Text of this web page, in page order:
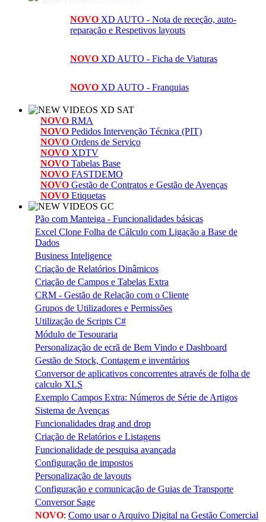
NOVO XD AUTO - Nota de receção, auto-
reparação e Respetivos layouts
NOVO XD AUTO - Ficha de Viaturas
NOVO XD AUTO - Franquias
NOVO RMA
NOVO Pedidos Intervenção Técnica (PIT)
NOVO Ordens de Serviço
NOVO XDTV
NOVO Tabelas Base
NOVO FASTDEMO
NOVO Gestão de Contratos e Gestão de Avenças
NOVO Etiquetas
Pão com Manteiga - Funcionalidades básicas
Excel Clone Folha de Cálculo com Ligação a Base de
Dados
Business Inteligence
Criação de Relatórios Dinâmicos
Criação de Campos e Tabelas Extra
CRM - Gestão de Relação com o Cliente
Grupos de Utilizadores e Permissões
Utilização de Scripts C#
Módulo de Tesouraria
Personalização de ecrã de Bem Vindo e Dashboard
Gestão de Stock, Contagem e inventários
Conversor de aplicativos concorrentes através de folha de
calculo XLS
Exemplo Campos Extra: Números de Série de Artigos
Sistema de Avenças
Funcionalidades drag and drop
Criação de Relatórios e Listagens
Funcionalidade de pesquisa avançada
Configuração de impostos
Personalização de layouts
Configuração e comunicação de Guias de Transporte
Conversor Sage
NOVO: Como usar o Arquivo Digital na Gestão Comercial